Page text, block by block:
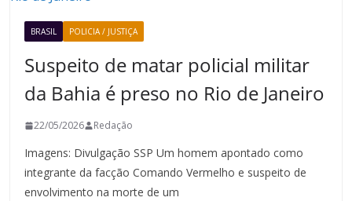
BRASIL POLICIA / JUSTIÇA
Suspeito de matar policial militar
da Bahia é preso no Rio de Janeiro
22/05/2026 Redação
Imagens: Divulgação SSP Um homem apontado como
integrante da facção Comando Vermelho e suspeito de
envolvimento na morte de um